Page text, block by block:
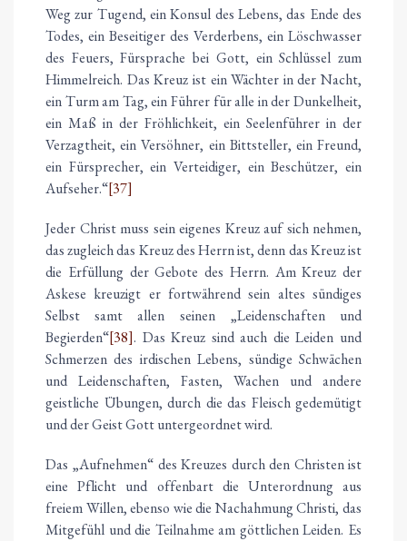
Weg zur Tugend, ein Konsul des Lebens, das Ende des
Todes, ein Beseitiger des Verderbens, ein Löschwasser
des Feuers, Fürsprache bei Gott, ein Schlüssel zum
Himmelreich. Das Kreuz ist ein Wächter in der Nacht,
ein Turm am Tag, ein Führer für alle in der Dunkelheit,
ein Maß in der Fröhlichkeit, ein Seelenführer in der
Verzagtheit, ein Versöhner, ein Bittsteller, ein Freund,
ein Fürsprecher, ein Verteidiger, ein Beschützer, ein
Aufseher.“[37]
Jeder Christ muss sein eigenes Kreuz auf sich nehmen,
das zugleich das Kreuz des Herrn ist, denn das Kreuz ist
die Erfüllung der Gebote des Herrn. Am Kreuz der
Askese kreuzigt er fortwährend sein altes sündiges
Selbst samt allen seinen „Leidenschaften und
Begierden“[38]. Das Kreuz sind auch die Leiden und
Schmerzen des irdischen Lebens, sündige Schwächen
und Leidenschaften, Fasten, Wachen und andere
geistliche Übungen, durch die das Fleisch gedemütigt
und der Geist Gott untergeordnet wird.
Das „Aufnehmen“ des Kreuzes durch den Christen ist
eine Pflicht und offenbart die Unterordnung aus
freiem Willen, ebenso wie die Nachahmung Christi, das
Mitgefühl und die Teilnahme am göttlichen Leiden. Es